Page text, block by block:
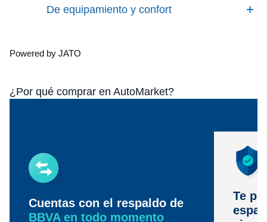
De equipamiento y confort
Powered by JATO
¿Por qué comprar en AutoMarket?
Cuentas con el respaldo de
BBVA en todo momento
Te